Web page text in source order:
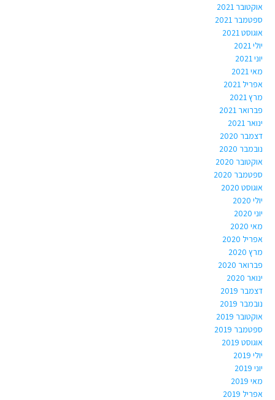
אוקטובר 2021
ספטמבר 2021
אוגוסט 2021
יולי 2021
יוני 2021
מאי 2021
אפריל 2021
מרץ 2021
פברואר 2021
ינואר 2021
דצמבר 2020
נובמבר 2020
אוקטובר 2020
ספטמבר 2020
אוגוסט 2020
יולי 2020
יוני 2020
מאי 2020
אפריל 2020
מרץ 2020
פברואר 2020
ינואר 2020
דצמבר 2019
נובמבר 2019
אוקטובר 2019
ספטמבר 2019
אוגוסט 2019
יולי 2019
יוני 2019
מאי 2019
אפריל 2019